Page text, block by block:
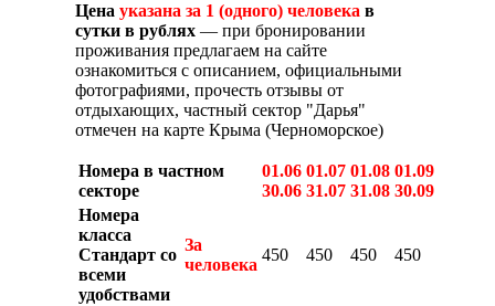
Цена указана за 1 (одного) человека в
сутки в рублях — при бронировании
проживания предлагаем на сайте
ознакомиться с описанием, официальными
фотографиями, прочесть отзывы от
отдыхающих, частный сектор "Дарья"
отмечен на карте Крыма (Черноморское)
Номера в частном
секторе
01.06
30.06
01.07
31.07
01.08
31.08
01.09
30.09
Номера
класса
Стандарт со
всеми
удобствами
За
человека
450 450 450 450